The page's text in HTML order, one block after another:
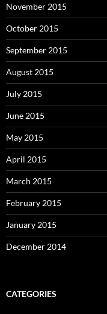
November 2015
October 2015
September 2015
August 2015
July 2015
June 2015
May 2015
April 2015
March 2015
February 2015
January 2015
December 2014
CATEGORIES